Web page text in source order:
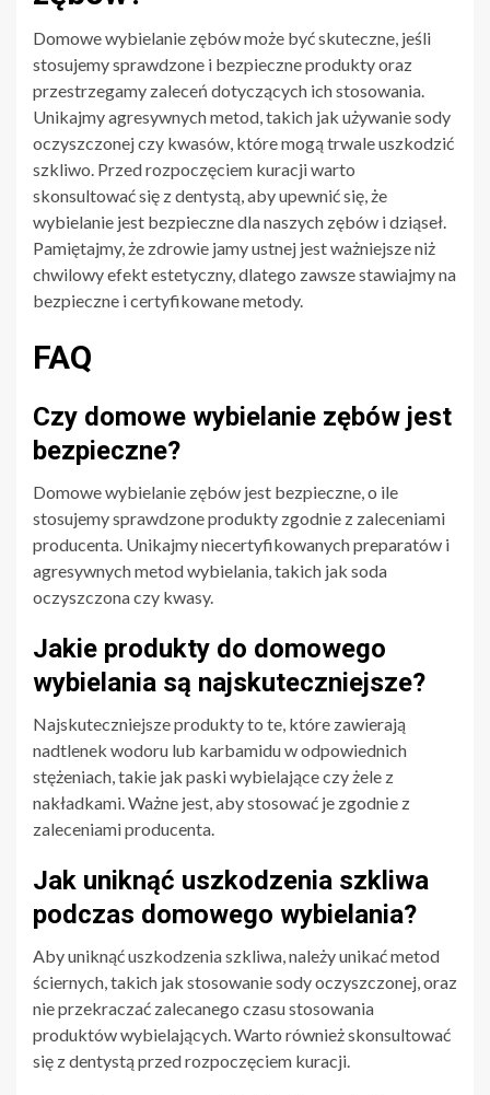
Domowe wybielanie zębów może być skuteczne, jeśli
stosujemy sprawdzone i bezpieczne produkty oraz
przestrzegamy zaleceń dotyczących ich stosowania.
Unikajmy agresywnych metod, takich jak używanie sody
oczyszczonej czy kwasów, które mogą trwale uszkodzić
szkliwo. Przed rozpoczęciem kuracji warto
skonsultować się z dentystą, aby upewnić się, że
wybielanie jest bezpieczne dla naszych zębów i dziąseł.
Pamiętajmy, że zdrowie jamy ustnej jest ważniejsze niż
chwilowy efekt estetyczny, dlatego zawsze stawiajmy na
bezpieczne i certyfikowane metody.
FAQ
Czy domowe wybielanie zębów jest
bezpieczne?
Domowe wybielanie zębów jest bezpieczne, o ile
stosujemy sprawdzone produkty zgodnie z zaleceniami
producenta. Unikajmy niecertyfikowanych preparatów i
agresywnych metod wybielania, takich jak soda
oczyszczona czy kwasy.
Jakie produkty do domowego
wybielania są najskuteczniejsze?
Najskuteczniejsze produkty to te, które zawierają
nadtlenek wodoru lub karbamidu w odpowiednich
stężeniach, takie jak paski wybielające czy żele z
nakładkami. Ważne jest, aby stosować je zgodnie z
zaleceniami producenta.
Jak uniknąć uszkodzenia szkliwa
podczas domowego wybielania?
Aby uniknąć uszkodzenia szkliwa, należy unikać metod
ściernych, takich jak stosowanie sody oczyszczonej, oraz
nie przekraczać zalecanego czasu stosowania
produktów wybielających. Warto również skonsultować
się z dentystą przed rozpoczęciem kuracji.